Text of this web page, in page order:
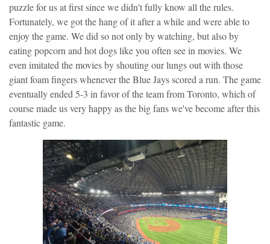
puzzle for us at first since we didn't fully know all the rules.
Fortunately, we got the hang of it after a while and were able to
enjoy the game. We did so not only by watching, but also by
eating popcorn and hot dogs like you often see in movies. We
even imitated the movies by shouting our lungs out with those
giant foam fingers whenever the Blue Jays scored a run. The game
eventually ended 5-3 in favor of the team from Toronto, which of
course made us very happy as the big fans we've become after this
fantastic game.